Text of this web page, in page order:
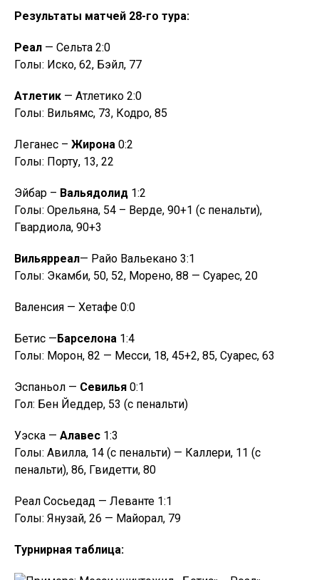
Результаты матчей 28-го тура:
Реал — Сельта 2:0
Голы: Иско, 62, Бэйл, 77
Атлетик — Атлетико 2:0
Голы: Вильямс, 73, Кодро, 85
Леганес – Жирона 0:2
Голы: Порту, 13, 22
Эйбар – Вальядолид 1:2
Голы: Орельяна, 54 – Верде, 90+1 (с пенальти),
Гвардиола, 90+3
Вильярреал— Райо Вальекано 3:1
Голы: Экамби, 50, 52, Морено, 88 — Суарес, 20
Валенсия — Хетафе 0:0
Бетис —Барселона 1:4
Голы: Морон, 82 — Месси, 18, 45+2, 85, Суарес, 63
Эспаньол — Севилья 0:1
Гол: Бен Йеддер, 53 (с пенальти)
Уэска — Алавес 1:3
Голы: Авилла, 14 (с пенальти) — Каллери, 11 (с
пенальти), 86, Гвидетти, 80
Реал Сосьедад — Леванте 1:1
Голы: Янузай, 26 — Майорал, 79
Турнирная таблица: